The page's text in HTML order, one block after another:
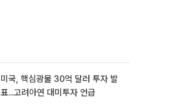
미국, 핵심광물 30억 달러 투자 발
표...고려아연 대미투자 언급